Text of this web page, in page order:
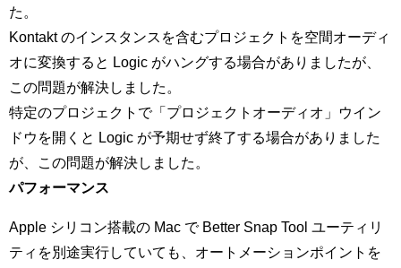
た。
Kontakt のインスタンスを含むプロジェクトを空間オーディ
オに変換すると Logic がハングする場合がありましたが、
この問題が解決しました。
特定のプロジェクトで「プロジェクトオーディオ」ウイン
ドウを開くと Logic が予期せず終了する場合がありました
が、この問題が解決しました。
パフォーマンス
Apple シリコン搭載の Mac で Better Snap Tool ユーティリ
ティを別途実行していても、オートメーションポイントを